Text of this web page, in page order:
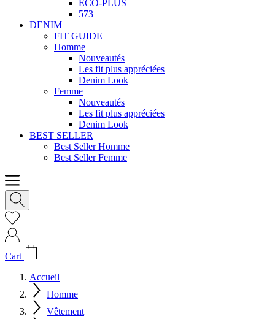
ECO-PLUS
573
DENIM
FIT GUIDE
Homme
Nouveautés
Les fit plus appréciées
Denim Look
Femme
Nouveautés
Les fit plus appréciées
Denim Look
BEST SELLER
Best Seller Homme
Best Seller Femme
Cart
Accueil
Homme
Vêtement